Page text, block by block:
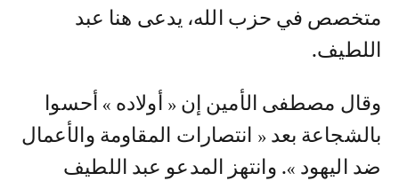
متخصص في حزب الله، يدعى هنا عبد
اللطيف.
وقال مصطفى الأمين إن « أولاده » أحسوا
بالشجاعة بعد « انتصارات المقاومة والأعمال
ضد اليهود ». وانتهز المدعو عبد اللطيف